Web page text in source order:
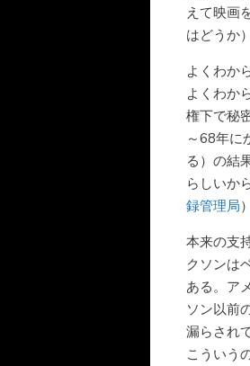
えて映画
はどうか）
よくわか
よくわか
権下で秘
～68年に
る）の結
らしいか
録管理局
本来の支
クソンは
ある。ア
ソン以前
漏らされ
こういう